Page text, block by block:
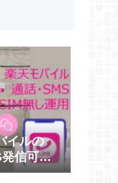
イルの
信可能